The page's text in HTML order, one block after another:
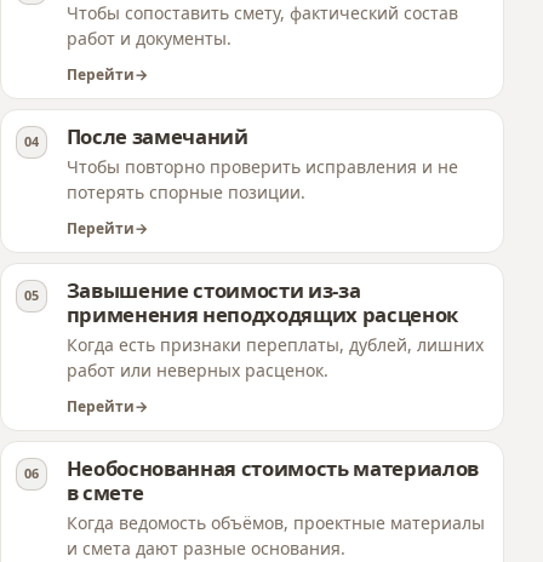
Чтобы сопоставить смету, фактический состав
работ и документы.
Перейти
После замечаний
Чтобы повторно проверить исправления и не
потерять спорные позиции.
Перейти
Завышение стоимости из-за
применения неподходящих расценок
Когда есть признаки переплаты, дублей, лишних
работ или неверных расценок.
Перейти
Необоснованная стоимость материалов
в смете
Когда ведомость объёмов, проектные материалы
и смета дают разные основания.